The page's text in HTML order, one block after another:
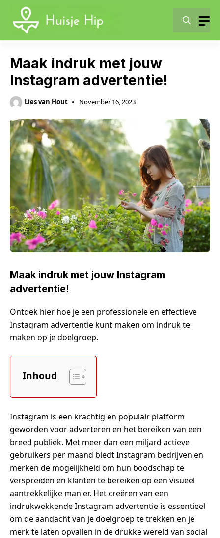
content
Maak indruk met jouw
Instagram advertentie!
Lies van Hout November 16, 2023
Maak indruk met jouw Instagram
advertentie!
Ontdek hier hoe je een professionele en effectieve
Instagram advertentie kunt maken om indruk te
maken op je doelgroep.
Inhoud
Instagram is een krachtig en populair platform
geworden voor adverteren en het bereiken van een
breed publiek. Met meer dan een miljard actieve
gebruikers per maand biedt Instagram bedrijven en
merken de mogelijkheid om hun boodschap te
verspreiden en klanten te bereiken op een visueel
aantrekkelijke manier. Het creëren van een
indrukwekkende Instagram advertentie is essentieel
om de aandacht van je doelgroep te trekken en je
merk te laten opvallen in de drukke wereld van social